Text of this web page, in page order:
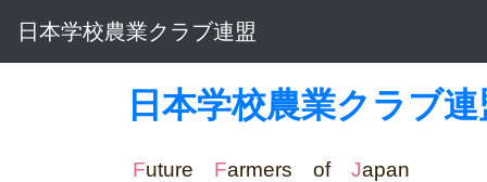
日本学校農業クラブ連盟
日本学校農業クラブ連
Future Farmers of J